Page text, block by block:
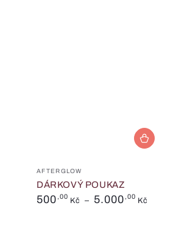
Prodejce:
AFTERGLOW
DÁRKOVÝ POUKAZ
Běžná
500 ,00 Kč 5.000 ,00 Kč